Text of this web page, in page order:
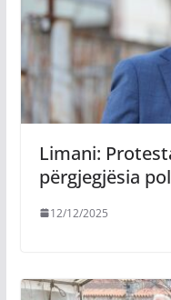
Limani:
përgjegjësia
12/12/2025